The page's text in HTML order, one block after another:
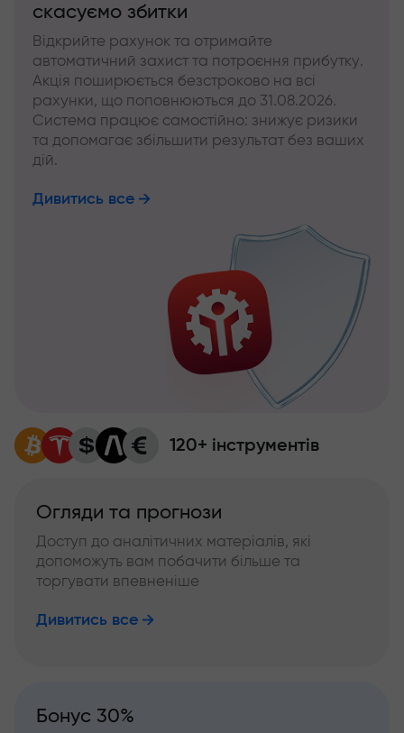
скасуємо збитки
Відкрийте рахунок та отримайте
автоматичний захист та потроєння прибутку.
Акція поширюється безстроково на всі
рахунки, що поповнюються до 31.08.2026.
Система працює самостійно: знижує ризики
та допомагає збільшити результат без ваших
дій.
Дивитись все
120+ інструментів
Огляди та прогнози
Доступ до аналітичних матеріалів, які
допоможуть вам побачити більше та
торгувати впевненіше
Дивитись все
Бонус 30%